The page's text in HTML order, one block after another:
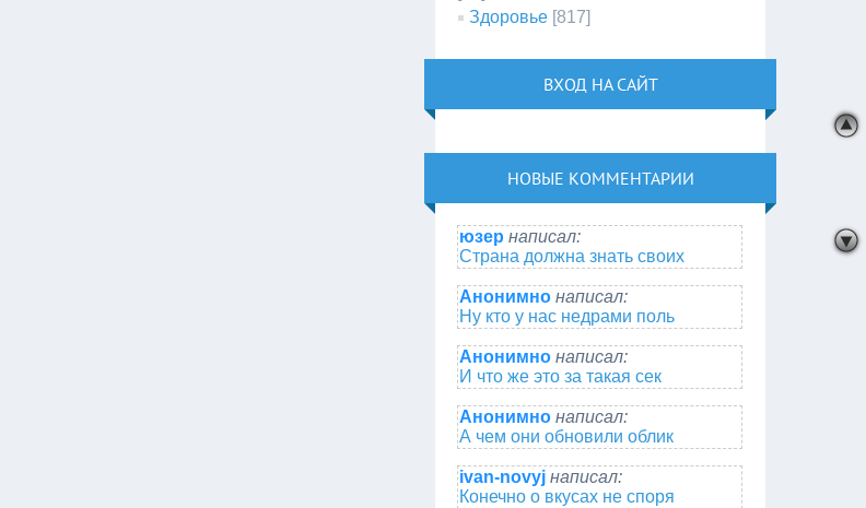
Здоровье [817]
ВХОД НА САЙТ
НОВЫЕ КОММЕНТАРИИ
юзер написал:
Страна должна знать своих
Анонимно написал:
Ну кто у нас недрами поль
Анонимно написал:
И что же это за такая сек
Анонимно написал:
А чем они обновили облик
ivan-novyj написал:
Конечно о вкусах не споря